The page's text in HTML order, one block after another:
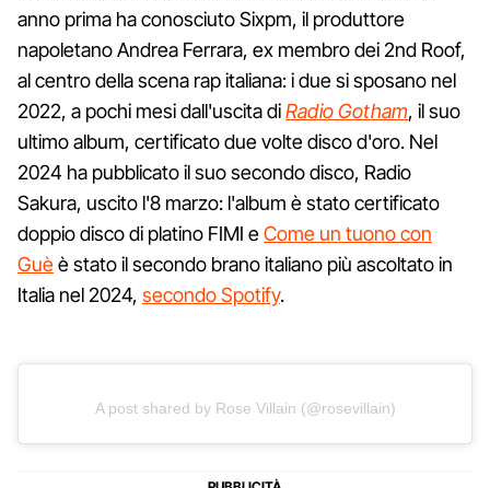
anno prima ha conosciuto Sixpm, il produttore
napoletano Andrea Ferrara, ex membro dei 2nd Roof,
al centro della scena rap italiana: i due si sposano nel
2022, a pochi mesi dall'uscita diRadio Gotham, il suo
ultimo album, certificato due volte disco d'oro. Nel
2024 ha pubblicato il suo secondo disco, Radio
Sakura, uscito l'8 marzo: l'album è stato certificato
doppio disco di platino FIMI eCome un tuono con
Guèè stato il secondo brano italiano più ascoltato in
Italia nel 2024, secondo Spotify.
A post shared by Rose Villain (@rosevillain)